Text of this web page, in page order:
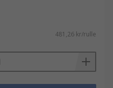
481,26 kr/rulle